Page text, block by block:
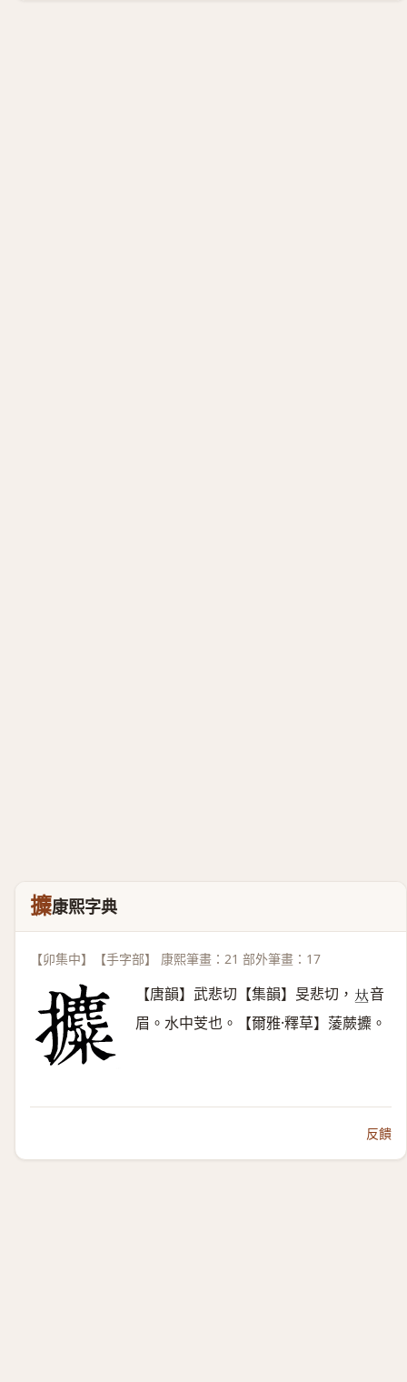
攗康熙字典
【卯集中】【手字部】 康熙筆畫：21 部外筆畫：17
【唐韻】武悲切【集韻】旻悲切， 𠀤音
眉。水中芰也。【爾雅·釋草】蔆蕨攗。
反饋